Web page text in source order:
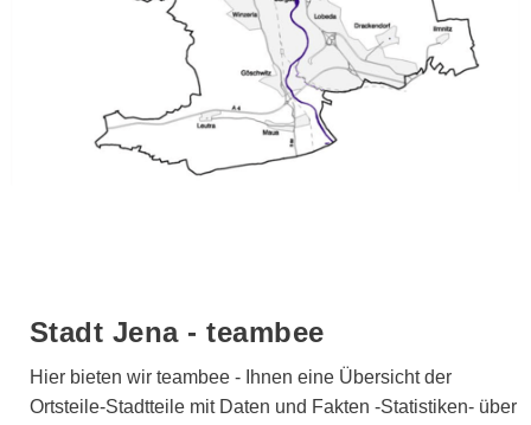
Stadt Jena - teambee
Hier bieten wir teambee - Ihnen eine Übersicht der
Ortsteile-Stadtteile mit Daten und Fakten -Statistiken- über